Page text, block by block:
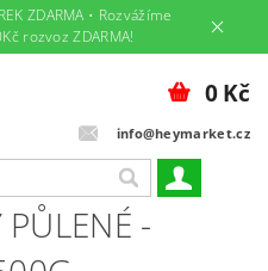
ZDARMA • Rozvážíme
rozvoz ZDARMA!
info@heymarket.cz
0 Kč
-